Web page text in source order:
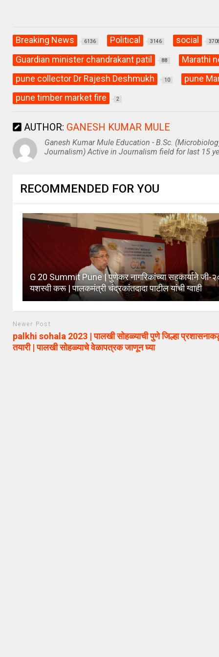
Breaking News 6136 Political 3146 social
Guardian minister chandrakant patil 88 Marathi
pune collector Dr Rajesh Deshmukh 10 pune
pune timber market fire 2
AUTHOR: GANESH KUMAR MULE
Ganesh Kumar Mule Education - B.Sc.
Journalism) Active in Journalism field for last 15
RECOMMENDED FOR YOU
G 20 Summit Pune | पुणेकर नागरिकांच्या सहकार्याने जी-
यशस्वी करू | पालकमंत्री चंद्रकांतदादा पाटील यांची ग्वाही
Newer Post
palkhi sohala 2023 | पालखी सोहळ्याची पुणे जिल्हा
तयारी | पालखी सोहळ्याचे वेळापत्रक जाणून घ्या